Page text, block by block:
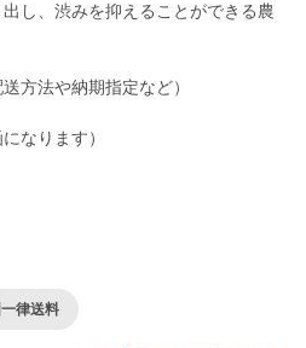
し、渋みを抑えることができる農
方法や納期指定など）
なります）
律送料